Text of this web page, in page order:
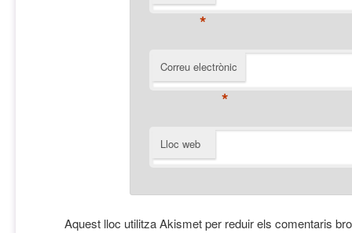
*
Correu electrònic
*
Lloc web
Aquest lloc utilitza Akismet per reduir els comentaris